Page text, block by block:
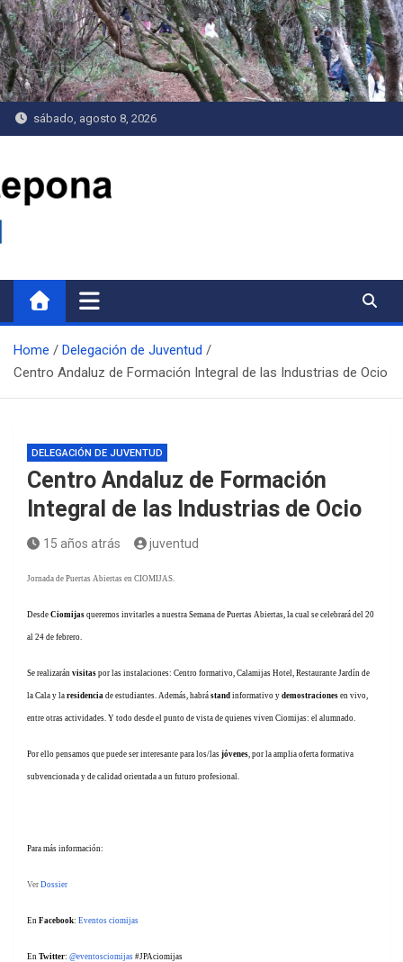
Saltar
al
contenido
sábado, agosto 8, 2026
Home
Delegación de Juventud
Centro Andaluz de Formación Integral de las Industrias de Ocio
DELEGACIÓN DE JUVENTUD
Centro Andaluz de Formación
Integral de las Industrias de Ocio
15 años atrás juventud
Jornada de Puertas Abiertas en CIOMIJAS.
Desde Ciomijas queremos invitarles a nuestra Semana de Puertas Abiertas, la cual se celebrará del 20
al 24 de febrero.
Se realizarán visitas por las instalaciones: Centro formativo, Calamijas Hotel, Restaurante Jardín de
la Cala y la residencia de estudiantes. Además, habrá stand informativo y demostraciones en vivo,
entre otras actividades. Y todo desde el punto de vista de quienes viven Ciomijas: el alumnado.
Por ello pensamos que puede ser interesante para los/las jóvenes , por la amplia oferta formativa
subvencionada y de calidad orientada a un futuro profesional.
Para más información:
Ver Dossier
En Facebook: Eventos ciomijas
En Twitter: @eventosciomijas #JPAciomijas